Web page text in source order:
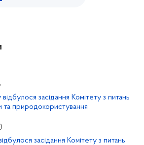
засідання Комітету з питань
та природокористування
засідання Комітету з питань